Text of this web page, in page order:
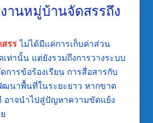
านหมู่บ้านจัดสรรถึง
รร ไม่ได้มีแค่การเก็บค่าส่วน
ท่านั้น แต่ยังรวมถึงการวางระบบ
ารข้อร้องเรียน การสื่อสารกับ
นาพื้นที่ในระยะยาว หากขาด
าจนำไปสู่ปัญหาความขัดแย้ง